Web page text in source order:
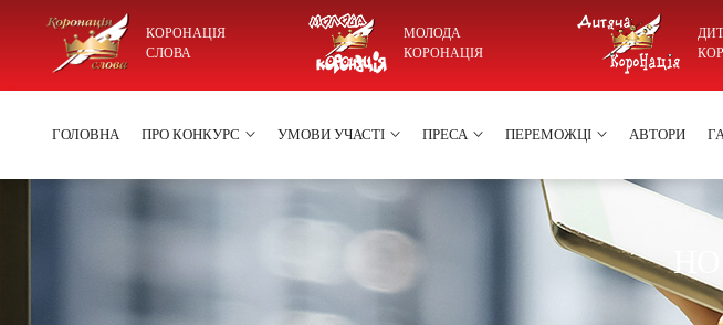
КОРОНАЦІЯ
СЛОВА
МОЛОДА
КОРОНАЦІЯ
ГОЛОВНА ПРО КОНКУРС УМОВИ УЧАСТІ ПРЕСА ПЕРЕМОЖЦІ АВТОРИ